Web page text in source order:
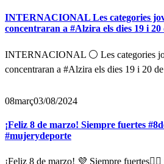
INTERNACIONAL Les categories
concentraran a #Alzira els dies 19 i
INTERNACIONAL ⚪ Les categories
concentraran a #Alzira els dies 19 i 20
08març03/08/2024
¡Feliz 8 de marzo! Siempre fuertes
#mujerydeporte
¡Feliz 8 de marzo! 💜 Siempre